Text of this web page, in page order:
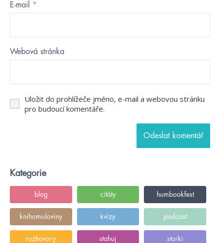
E-mail *
Webová stránka
Uložit do prohlížeče jméno, e-mail a webovou stránku
pro budoucí komentáře.
Kategorie
blog citáty humbookfest
knihomoloviny kvízy podcast
rozhovory stahuj storki